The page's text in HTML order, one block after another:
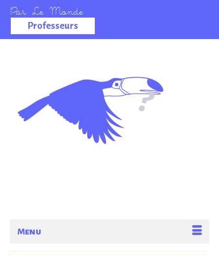
Professeurs
La salle des
professeurs
Menu